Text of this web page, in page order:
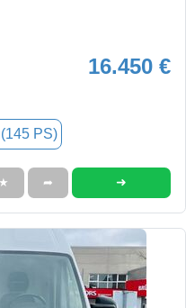
16.450 €
PS)
★ ➦ ➜